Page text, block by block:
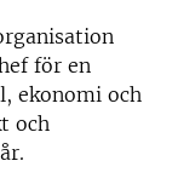
för en
ekonomi och
och